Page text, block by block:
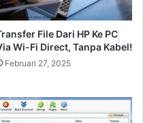
File Dari HP Ke PC
Wi-Fi Direct, Tanpa Kabel!
Februari 27, 2025